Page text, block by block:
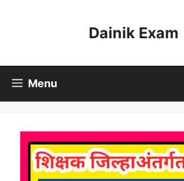
Dainik Exam
Menu